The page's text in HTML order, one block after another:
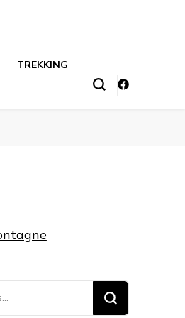
TREKKING